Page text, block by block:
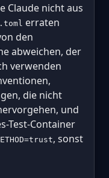
Claude nicht aus
erraten
den
abweichen, der
verwenden
die nicht
und
Test-Container
, sonst